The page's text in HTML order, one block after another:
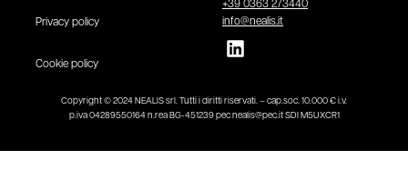
Privacy policy
Cookie policy
+39 0363 273440
info@nealis.it
Copyright © 2024 NEALIS srl. Tutti i diritti riservati. – cap.soc. 10.000 € i.v.
p.iva 04289550164 n.rea BG-451239 pec nealis@pec.it SDI M5UXCR1